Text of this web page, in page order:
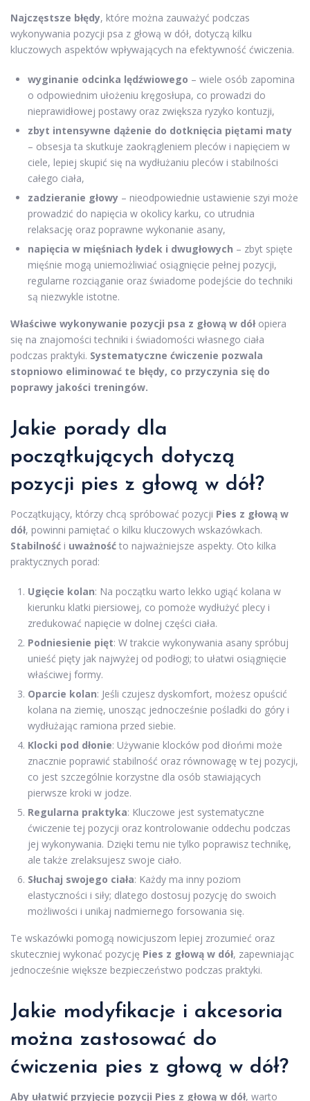
Najczęstsze błędy, które można zauważyć podczas
wykonywania pozycji psa z głową w dół, dotyczą kilku
kluczowych aspektów wpływających na efektywność ćwiczenia.
wyginanie odcinka lędźwiowego – wiele osób zapomina
o odpowiednim ułożeniu kręgosłupa, co prowadzi do
nieprawidłowej postawy oraz zwiększa ryzyko kontuzji,
zbyt intensywne dążenie do dotknięcia piętami maty
– obsesja ta skutkuje zaokrągleniem pleców i napięciem w
ciele, lepiej skupić się na wydłużaniu pleców i stabilności
całego ciała,
zadzieranie głowy – nieodpowiednie ustawienie szyi może
prowadzić do napięcia w okolicy karku, co utrudnia
relaksację oraz poprawne wykonanie asany,
napięcia w mięśniach łydek i dwugłowych – zbyt spięte
mięśnie mogą uniemożliwiać osiągnięcie pełnej pozycji,
regularne rozciąganie oraz świadome podejście do techniki
są niezwykle istotne.
Właściwe wykonywanie pozycji psa z głową w dółopiera
się na znajomości techniki i świadomości własnego ciała
podczas praktyki. Systematyczne ćwiczenie pozwala
stopniowo eliminować te błędy, co przyczynia się do
poprawy jakości treningów.
Jakie porady dla
początkujących dotyczą
pozycji pies z głową w dół?
Początkujący, którzy chcą spróbować pozycji Pies z głową w
dół, powinni pamiętać o kilku kluczowych wskazówkach.
Stabilność i uważność to najważniejsze aspekty. Oto kilka
praktycznych porad:
Ugięcie kolan: Na początku warto lekko ugiąć kolana w
kierunku klatki piersiowej, co pomoże wydłużyć plecy i
zredukować napięcie w dolnej części ciała.
Podniesienie pięt: W trakcie wykonywania asany spróbuj
unieść pięty jak najwyżej od podłogi; to ułatwi osiągnięcie
właściwej formy.
Oparcie kolan: Jeśli czujesz dyskomfort, możesz opuścić
kolana na ziemię, unosząc jednocześnie pośladki do góry i
wydłużając ramiona przed siebie.
Klocki pod dłonie: Używanie klocków pod dłońmi może
znacznie poprawić stabilność oraz równowagę w tej pozycji,
co jest szczególnie korzystne dla osób stawiających
pierwsze kroki w jodze.
Regularna praktyka: Kluczowe jest systematyczne
ćwiczenie tej pozycji oraz kontrolowanie oddechu podczas
jej wykonywania. Dzięki temu nie tylko poprawisz technikę,
ale także zrelaksujesz swoje ciało.
Słuchaj swojego ciała: Każdy ma inny poziom
elastyczności i siły; dlatego dostosuj pozycję do swoich
możliwości i unikaj nadmiernego forsowania się.
Te wskazówki pomogą nowicjuszom lepiej zrozumieć oraz
skuteczniej wykonać pozycję Pies z głową w dół, zapewniając
jednocześnie większe bezpieczeństwo podczas praktyki.
Jakie modyfikacje i akcesoria
można zastosować do
ćwiczenia pies z głową w dół?
Aby ułatwić przyjęcie pozycji Pies z głową w dół, warto